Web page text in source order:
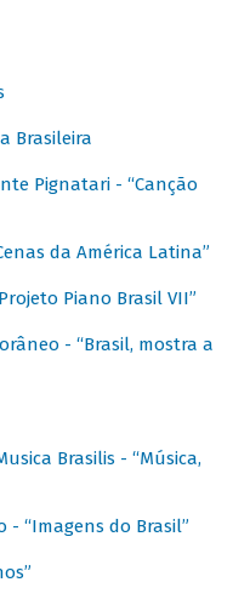
Brasileira
Pignatari - “Canção
da América Latina”
Piano Brasil VII”
- “Brasil, mostra a
Brasilis - “Música,
- “Imagens do Brasil”